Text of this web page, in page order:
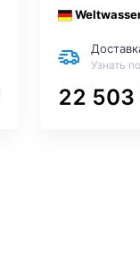
Узнать
22 503